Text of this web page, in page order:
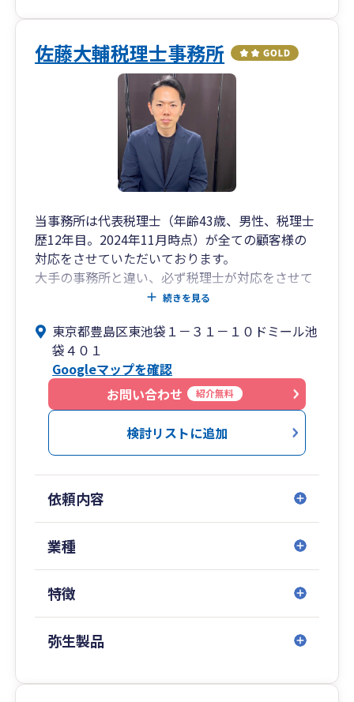
金融機関をはじめ、各業界で相続や事業承継に関
するセミナー講演実績も多数ございます。
また、著書はAmazon税法部門で1位を獲得する
等、高い専門性を誇ります。
ます。
創業期のお客様だけでなく、事業承継やM＆Aなど
も得意分野ですので、顧問税理士だと不安がある
といった場合にスポットで対応させて頂きます。
佐藤大輔税理士事務所
当事務所は代表税理士（年齢43歳、男性、税理士
歴12年目。2024年11月時点）が全ての顧客様の
対応をさせていただいております。
大手の事務所と違い、必ず税理士が対応をさせて
いただくため安心してご相談出来るというメリッ
法人・個人事業主・新規事業者に対して、幅広く
サービス提供をしております。
開業前は医療関連・中小企業・税務調査を得意と
する税理士法人で勤務しておりましたので、その
分野を得意としております。
連絡手段としては電話・メール・訪問・来所・ビ
デオ会議で対応可能です。お会いする回数を調整
続きを見る
東京都豊島区東池袋１－３１－１０ドミール池
袋４０１
Googleマップを確認
お問い合わせ
紹介無料
検討リストに追加
依頼内容
業種
特徴
弥生製品